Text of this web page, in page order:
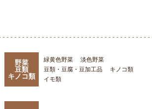
野菜
豆類
キノコ類
緑黄色野菜
淡色野菜
豆類・豆腐・豆加工品
キノコ類
イモ類